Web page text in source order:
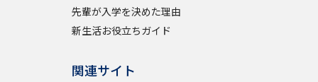
先輩が入学を決めた理由
新生活お役立ちガイド
関連サイト